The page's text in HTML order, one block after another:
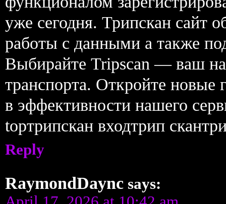
уже сегодня. Трипскан сайт
работы с данными а также
Выбирайте Tripscan — ваш
транспорта. Откройте новые
в эффективности нашего
topтрипскан входтрип
Reply
RaymondDaync says: